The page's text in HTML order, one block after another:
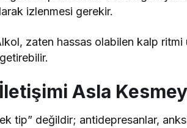
izlenmesi gerekir.
zaten hassas olabilen kalp
Asla
tip” değildir; antidepresanlar,